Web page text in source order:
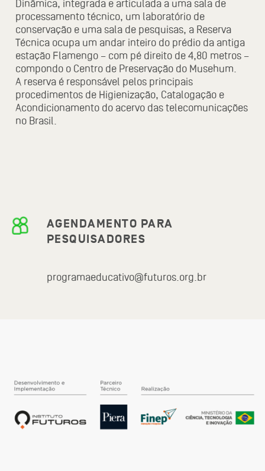
Dinâmica, integrada e articulada a uma sala de
processamento técnico, um laboratório de
conservação e uma sala de pesquisas, a Reserva
Técnica ocupa um andar inteiro do prédio da antiga
estação Flamengo – com pé direito de 4,80 metros –
compondo o Centro de Preservação do Musehum.
A reserva é responsável pelos principais
procedimentos de Higienização, Catalogação e
Acondicionamento do acervo das telecomunicações
no Brasil.
AGENDAMENTO PARA
PESQUISADORES
programaeducativo@futuros.org.br